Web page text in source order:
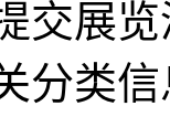
交展
分类